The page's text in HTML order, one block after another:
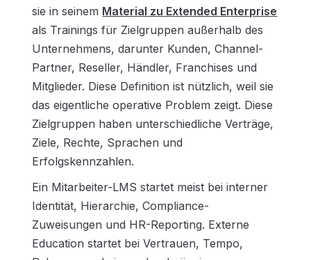
sie in seinem Material zu Extended Enterprise
als Trainings für Zielgruppen außerhalb des
Unternehmens, darunter Kunden, Channel-
Partner, Reseller, Händler, Franchises und
Mitglieder. Diese Definition ist nützlich, weil sie
das eigentliche operative Problem zeigt. Diese
Zielgruppen haben unterschiedliche Verträge,
Ziele, Rechte, Sprachen und
Erfolgskennzahlen.
Ein Mitarbeiter-LMS startet meist bei interner
Identität, Hierarchie, Compliance-
Zuweisungen und HR-Reporting. Externe
Education startet bei Vertrauen, Tempo,